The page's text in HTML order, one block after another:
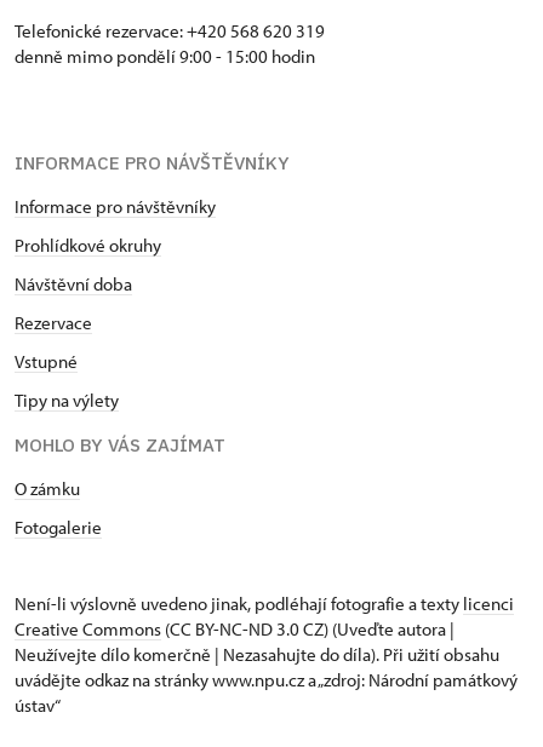
Telefonické rezervace: +420 568 620 319
denně mimo pondělí 9:00 - 15:00 hodin
INFORMACE PRO NÁVŠTĚVNÍKY
Informace pro návštěvníky
Prohlídkové okruhy
Návštěvní doba
Rezervace
Vstupné
Tipy na výlety
MOHLO BY VÁS ZAJÍMAT
O zámku
Fotogalerie
Není-li výslovně uvedeno jinak, podléhají fotografie a texty licenci
Creative Commons (CC BY-NC-ND 3.0 CZ) (Uveďte autora |
Neužívejte dílo komerčně | Nezasahujte do díla). Při užití obsahu
uvádějte odkaz na stránky www.npu.cz a „zdroj: Národní památkový
ústav“